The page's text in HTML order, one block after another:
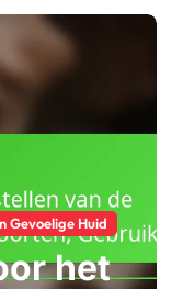
Gevoelige Huid
het